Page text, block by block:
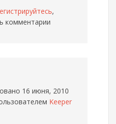
,
комментарии
16 июня, 2010
Keeper